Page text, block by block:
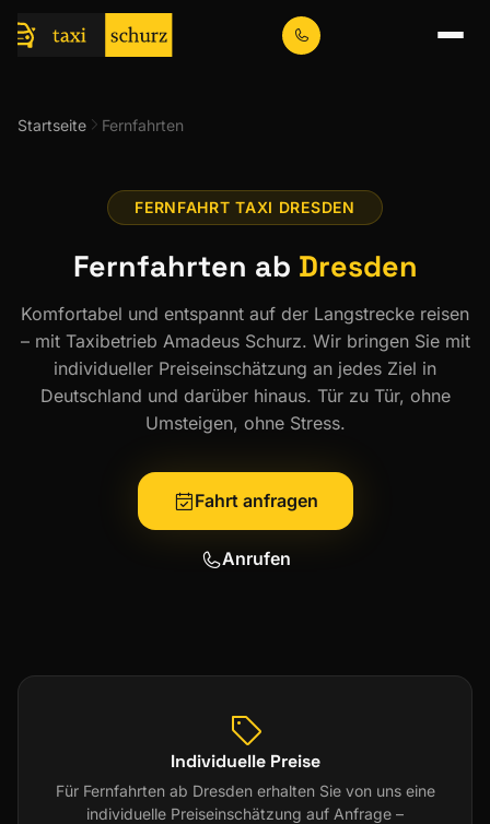
Startseite Fernfahrten
FERNFAHRT TAXI DRESDEN
Fernfahrten ab Dresden
Komfortabel und entspannt auf der Langstrecke reisen
– mit Taxibetrieb Amadeus Schurz. Wir bringen Sie mit
individueller Preiseinschätzung an jedes Ziel in
Deutschland und darüber hinaus. Tür zu Tür, ohne
Umsteigen, ohne Stress.
Fahrt anfragen
Anrufen
Individuelle Preise
Für Fernfahrten ab Dresden erhalten Sie von uns eine
individuelle Preiseinschätzung auf Anfrage –